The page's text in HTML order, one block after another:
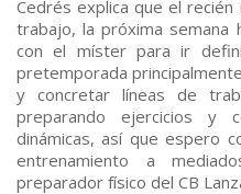
Cedrés explica que el recién
trabajo, la próxima semana
con el míster para ir
pretemporada
y concretar líneas de
preparando ejercicios y
dinámicas, así que espero
entrenamiento a
preparador físico del CB